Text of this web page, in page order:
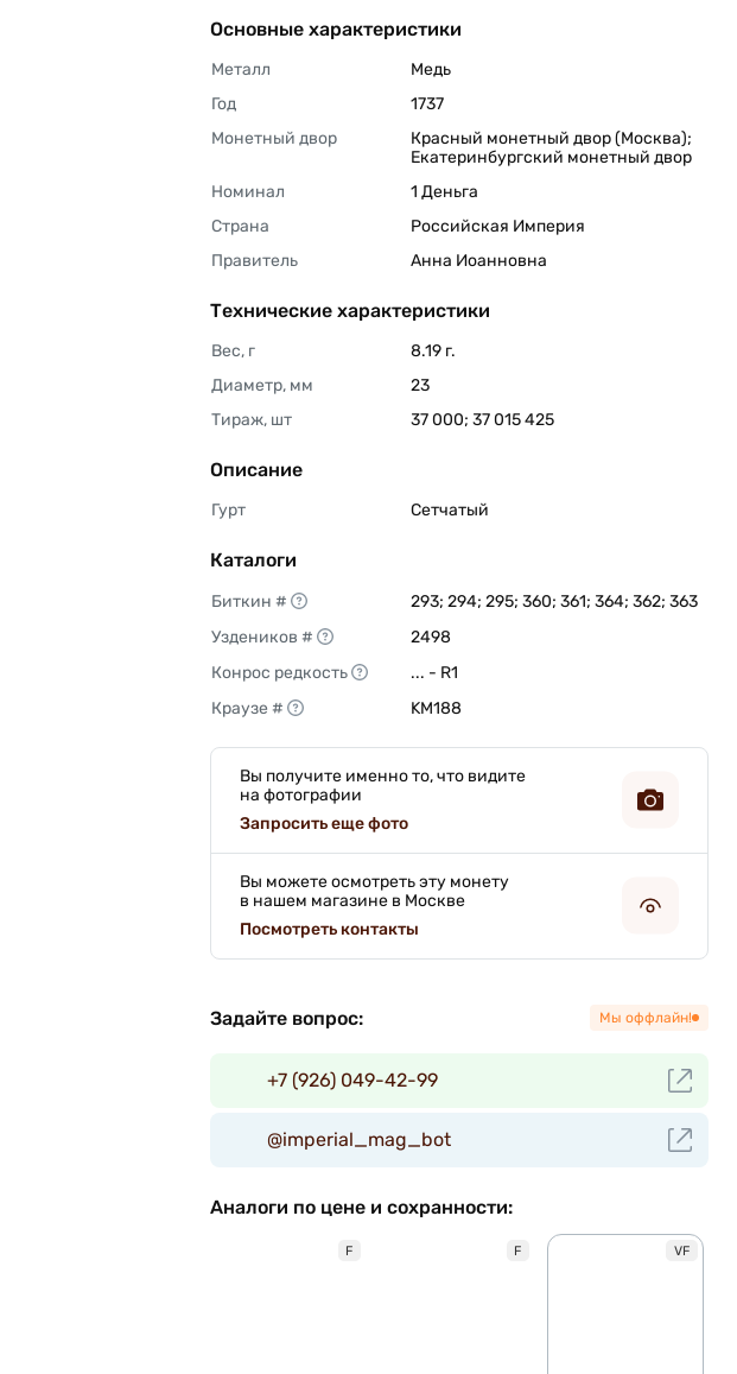
Основные характеристики
Металл
Медь
Год
1737
Монетный двор
Красный монетный двор (Москва);
Екатеринбургский монетный двор
Номинал
1 Деньга
Страна
Российская Империя
Правитель
Анна Иоанновна
Технические характеристики
Вес, г
8.19 г.
Диаметр, мм
23
Тираж, шт
37 000; 37 015 425
Описание
Гурт Сетчатый
Каталоги
Биткин #
293; 294; 295; 360; 361; 364; 362; 363
Уздеников #
2498
Конрос редкость
... - R1
Краузе #
KM188
Вы получите именно то, что видите
на фотографии
Запросить еще фото
Вы можете осмотреть эту монету
в нашем магазине в Москве
Посмотреть контакты
Задайте вопрос: Мы оффлайн!
+7 (926) 049-42-99
@imperial_mag_bot
Аналоги по цене и сохранности:
F F VF